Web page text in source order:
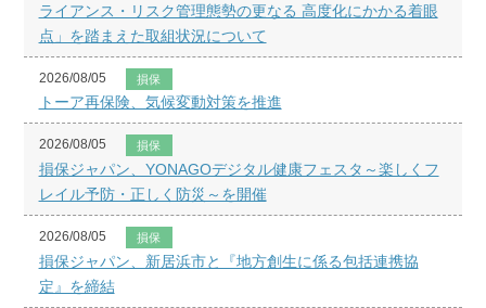
ライアンス・リスク管理態勢の更なる 高度化にかかる着眼
点」を踏まえた取組状況について
2026/08/05 損保
トーア再保険、気候変動対策を推進
2026/08/05 損保
損保ジャパン、YONAGOデジタル健康フェスタ～楽しくフ
レイル予防・正しく防災～を開催
2026/08/05 損保
損保ジャパン、新居浜市と『地方創生に係る包括連携協
定』を締結